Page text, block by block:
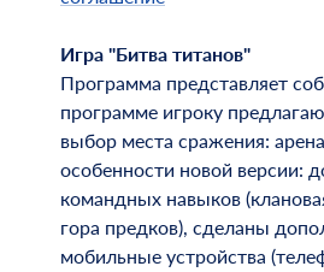
Игра "Битва титанов"
Программа представляет
программе игроку
выбор места сражения:
особенности новой версии:
командных навыков
гора предков), сделаны
мобильные устройства